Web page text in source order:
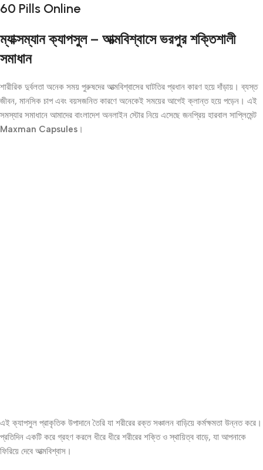
60 Pills Online
ম্যাক্সম্যান ক্যাপসুল – আত্মবিশ্বাসে ভরপুর শক্তিশালী
সমাধান
শারীরিক দুর্বলতা অনেক সময় পুরুষদের আত্মবিশ্বাসের ঘাটতির প্রধান কারণ হয়ে দাঁড়ায়। ব্যস্ত
জীবন, মানসিক চাপ এবং বয়সজনিত কারণে অনেকেই সময়ের আগেই ক্লান্ত হয়ে পড়েন। এই
সমস্যার সমাধানে আমাদের বাংলাদেশ অনলাইন স্টোর নিয়ে এসেছে জনপ্রিয় হারবাল সাপ্লিমেন্ট
Maxman Capsules ।
এই ক্যাপসুল প্রাকৃতিক উপাদানে তৈরি যা শরীরের রক্ত সঞ্চালন বাড়িয়ে কর্মক্ষমতা উন্নত করে।
প্রতিদিন একটি করে গ্রহণ করলে ধীরে ধীরে শরীরের শক্তি ও স্থায়িত্ব বাড়ে, যা আপনাকে
ফিরিয়ে দেবে আত্মবিশ্বাস।